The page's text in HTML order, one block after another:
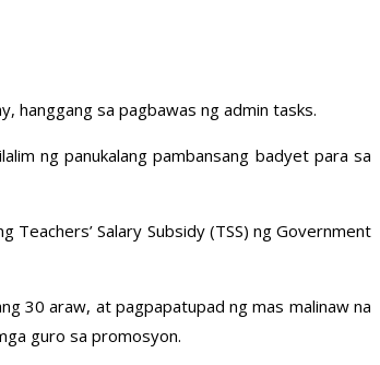
hanggang sa pagbawas ng admin tasks.
ng panukalang pambansang badyet para sa
Salary Subsidy (TSS) ng Government
30 araw, at pagpapatupad ng mas malinaw na
guro sa promosyon.